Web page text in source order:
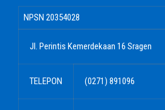
NPSN 20354028
Jl. Perintis Kemerdekaan 16 Sragen
TELEPON (0271) 891096